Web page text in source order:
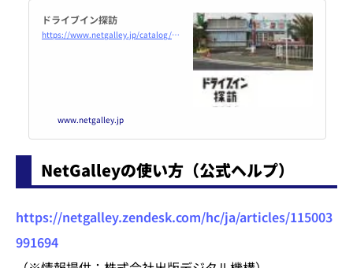
ドライブイン探訪
https://www.netgalley.jp/catalog/book/157503
www.netgalley.jp
NetGalleyの使い方（公式ヘルプ）
https://netgalley.zendesk.com/hc/ja/articles/115003
991694